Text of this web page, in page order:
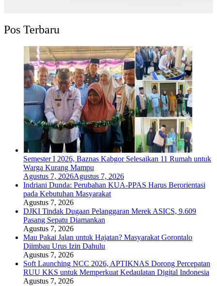
Pos Terbaru
Semester I 2026, Baznas Kabgor Selesaikan 11 Rumah untuk
Warga Kurang Mampu
Agustus 7, 2026Agustus 7, 2026
Indriani Dunda: Perubahan KUA-PPAS Harus Berorientasi
pada Kebutuhan Masyarakat
Agustus 7, 2026
DJKI Tindak Dugaan Pelanggaran Merek ASICS, 9.609
Pasang Sepatu Diamankan
Agustus 7, 2026
Mau Pakai Jalan untuk Hajatan? Masyarakat Gorontalo
Diimbau Urus Izin Dahulu
Agustus 7, 2026
Soft Launching NCC 2026, APTIKNAS Dorong Percepatan
RUU KKS untuk Memperkuat Kedaulatan Digital Indonesia
Agustus 7, 2026